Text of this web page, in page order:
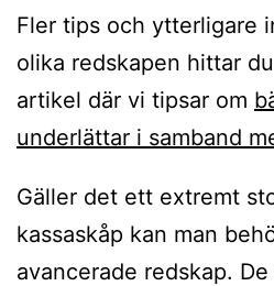
Fler tips och ytterligare
olika redskapen hittar
artikel där vi tipsar om
underlättar i samband
Gäller det ett extremt
kassaskåp kan man
avancerade redskap.